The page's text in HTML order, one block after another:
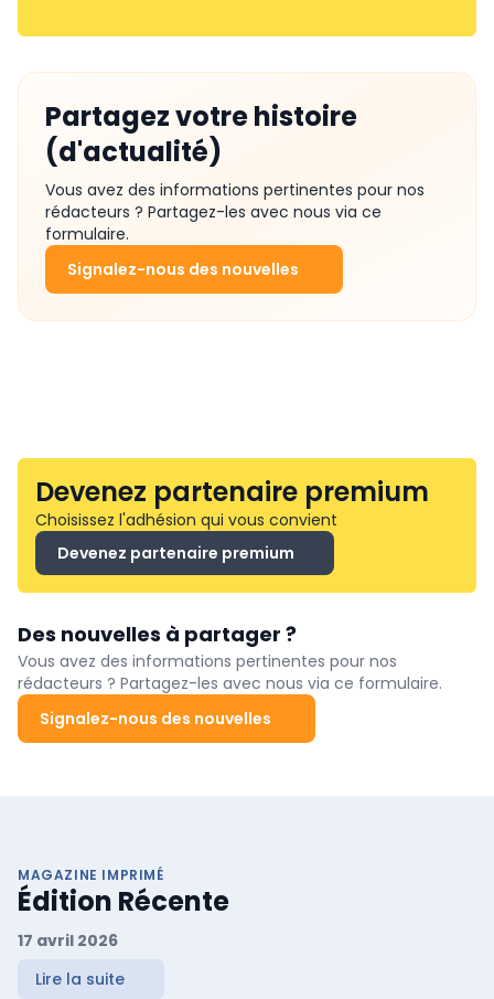
Partagez votre histoire
(d'actualité)
Vous avez des informations pertinentes pour nos
rédacteurs ? Partagez-les avec nous via ce
formulaire.
Signalez-nous des nouvelles
Devenez partenaire premium
Choisissez l'adhésion qui vous convient
Devenez partenaire premium
Des nouvelles à partager ?
Vous avez des informations pertinentes pour nos
rédacteurs ? Partagez-les avec nous via ce formulaire.
Signalez-nous des nouvelles
MAGAZINE IMPRIMÉ
Édition Récente
17 avril 2026
Lire la suite